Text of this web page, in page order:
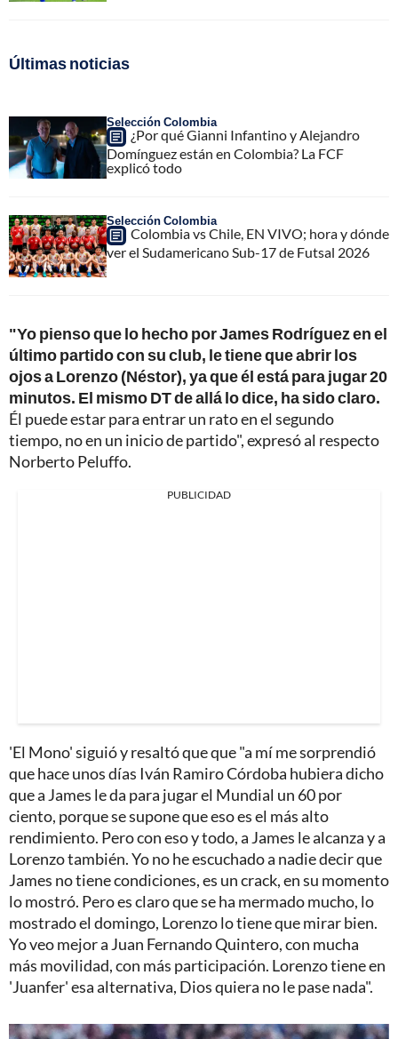
Últimas noticias
Selección Colombia
¿Por qué Gianni Infantino y Alejandro
Domínguez están en Colombia? La FCF
explicó todo
Selección Colombia
Colombia vs Chile, EN VIVO; hora y dónde
ver el Sudamericano Sub-17 de Futsal 2026
"Yo pienso que lo hecho por James Rodríguez en el
último partido con su club, le tiene que abrir los
ojos a Lorenzo (Néstor), ya que él está para jugar 20
minutos. El mismo DT de allá lo dice, ha sido claro.
Él puede estar para entrar un rato en el segundo
tiempo, no en un inicio de partido", expresó al respecto
Norberto Peluffo.
PUBLICIDAD
'El Mono' siguió y resaltó que que "a mí me sorprendió
que hace unos días Iván Ramiro Córdoba hubiera dicho
que a James le da para jugar el Mundial un 60 por
ciento, porque se supone que eso es el más alto
rendimiento. Pero con eso y todo, a James le alcanza y a
Lorenzo también. Yo no he escuchado a nadie decir que
James no tiene condiciones, es un crack, en su momento
lo mostró. Pero es claro que se ha mermado mucho, lo
mostrado el domingo, Lorenzo lo tiene que mirar bien.
Yo veo mejor a Juan Fernando Quintero, con mucha
más movilidad, con más participación. Lorenzo tiene en
'Juanfer' esa alternativa, Dios quiera no le pase nada".